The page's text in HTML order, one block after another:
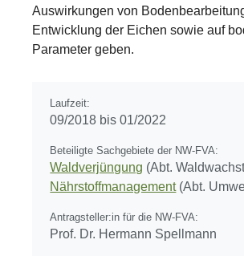
Auswirkungen von
Entwicklung der Eichen sowie auf
Parameter geben.
Laufzeit:
09/2018 bis 01/2022
Beteiligte Sachgebiete der NW-FVA:
Waldverjüngung (Abt.
Nährstoffmanagement(Abt.
Antragsteller:in für die NW-FVA:
Prof. Dr. Hermann Spellmann